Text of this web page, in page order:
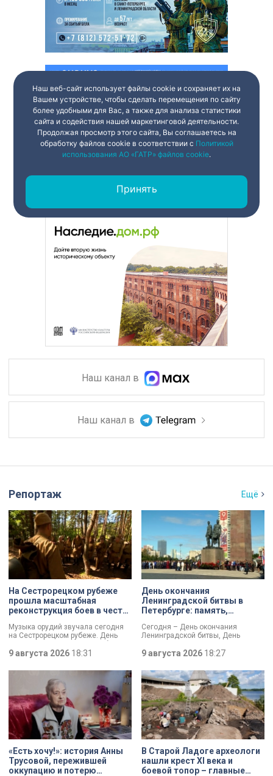
Наш канал в
Наш канал в
Репортаж Ещё
На Сестрорецком рубеже
прошла масштабная
реконструкция боев в честь
Ленинградской битвы
Музыка орудий звучала сегодня
на Сестрорецком рубеже. День
вспоминали и через
сражение стало предвестником
будущей Победы.
9 августа 2026 18:31
День окончания
Ленинградской битвы в
Петербурге: память,
созданию нового
мемориала
Сегодня – День окончания
Ленинградской битвы, День
обращении губернатор Александр
Законодательного собрания
Александр Бельский отметили:
Ленинград был в центре самого
длительного сражения Великой
Отечественной войны. Победа
имела огромное стратегическое
значение – угроза городу с севера
была ликвидирована.
9 августа 2026 18:27
«Есть хочу!»: история Анны
Трусовой, пережившей
оккупацию и потерю
В Старой Ладоге археологи
нашли крест XI века и
боевой топор – главные
Наш веб-сайт использует файлы cookie и сохраняет их на
Вашем устройстве, чтобы сделать перемещения по сайту
более удобными для Вас, а также для анализа статистики
сайта и содействия нашей маркетинговой деятельности.
Продолжая просмотр этого сайта, Вы соглашаетесь на
обработку файлов cookie в соответствии с Политикой
использования АО «ГАТР» файлов cookie.
Принять